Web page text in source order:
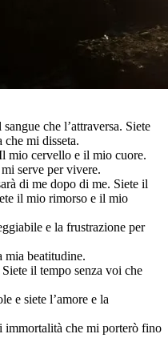
che l’attraversa. Siete
che mi disseta.
mio cervello e il mio cuore.
serve per vivere.
di me dopo di me. Siete il
il mio rimorso e il mio
e la frustrazione per
mia beatitudine.
il tempo senza voi che
e siete l’amore e la
immortalità che mi porterò fino